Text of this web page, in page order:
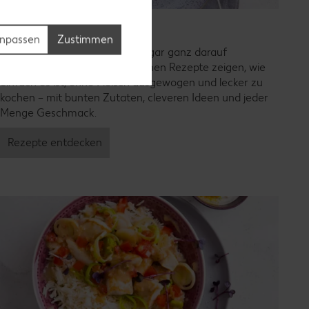
Vegetarische Rezepte
Weniger Fleisch essen oder sogar ganz darauf
verzichten? Unsere vegetarischen Rezepte zeigen, wie
einfach es ist, ohne Fleisch ausgewogen und lecker zu
kochen – mit bunten Zutaten, cleveren Ideen und jeder
Menge Geschmack.
Rezepte entdecken
Zustimmen